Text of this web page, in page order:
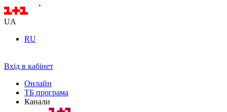
UA
RU
Вхід в кабінет
Онлайн
ТБ програма
Канали